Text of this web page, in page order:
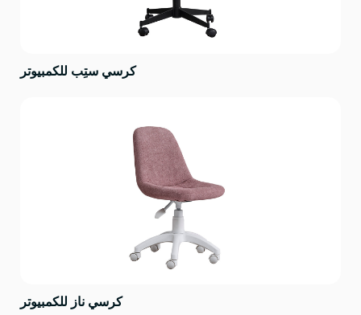
كرسي ستِب للكمبيوتر
كرسي ناز للكمبيوتر